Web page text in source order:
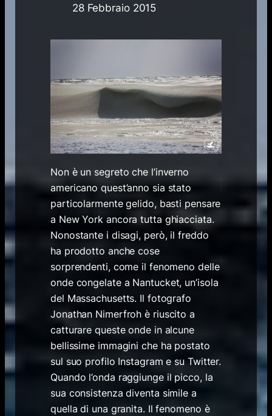
28 Febbraio 2015
Non è un segreto che l’inverno
americano quest’anno sia stato
particolarmente gelido, basti pensare
a New York ancora tutta ghiacciata.
Nonostante i disagi, però, il freddo
ha prodotto anche cose
sorprendenti, come il fenomeno delle
onde congelate a Nantucket, un’isola
del Massachusetts. Il fotografo
Jonathan Nimerfroh è riuscito a
catturare queste onde in alcune
bellissime immagini che ha postato
sul suo profilo Instagram e su Twitter.
Quando l’onda raggiunge il picco, la
sua consistenza diventa simile a
quella di una granita. Il fenomeno è